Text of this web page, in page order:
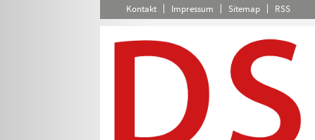
Kontakt Impressum Sitemap RSS